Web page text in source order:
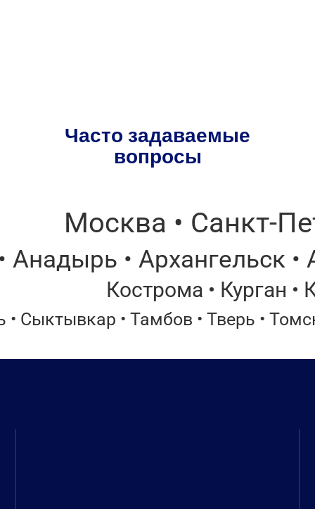
Часто задаваемые
вопросы
Москва • Санкт-
Анадырь • Архангельск
Кострома • Курган •
• Сыктывкар • Тамбов • Тверь •